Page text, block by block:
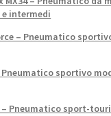
intermedi
– Pneumatico
Pneumatico sportivo
– Pneumatico sport-